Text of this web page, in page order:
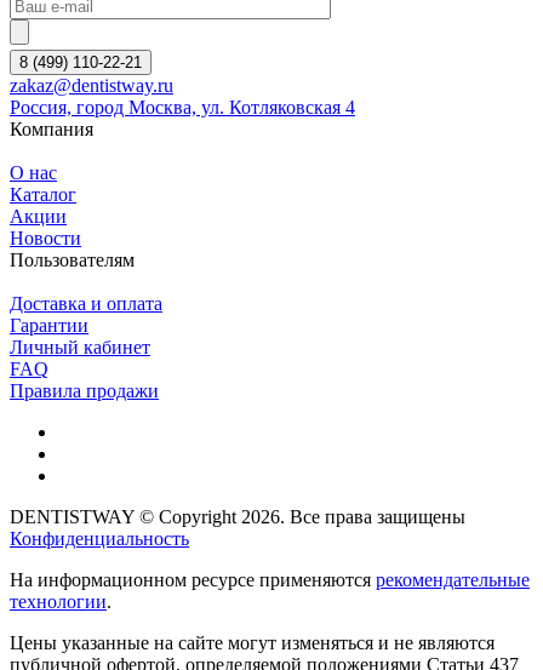
8 (499) 110-22-21
zakaz@dentistway.ru
Россия, город Москва, ул. Котляковская 4
Компания
О нас
Каталог
Акции
Новости
Пользователям
Доставка и оплата
Гарантии
Личный кабинет
FAQ
Правила продажи
DENTISTWAY © Copyright 2026. Все права защищены
Конфиденциальность
На информационном ресурсе применяются рекомендательные
технологии.
Цены указанные на сайте могут изменяться и не являются
публичной офертой, определяемой положениями Статьи 437